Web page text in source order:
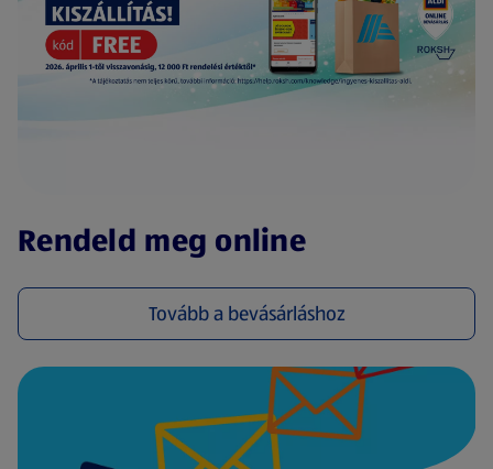
Rendeld meg online
Tovább a bevásárláshoz
(új oldalon nyílik meg)